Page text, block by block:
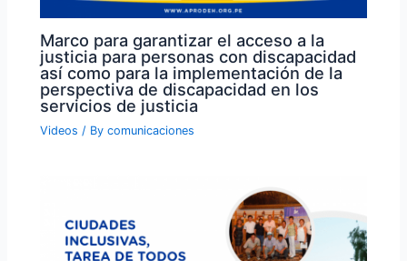
Marco para garantizar el acceso a la
justicia para personas con discapacidad
así como para la implementación de la
perspectiva de discapacidad en los
servicios de justicia
Videos / Bycomunicaciones